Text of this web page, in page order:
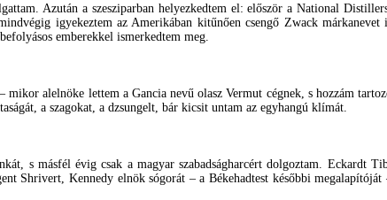
Azután a szesziparban helyezkedtem el: először a National
igyekeztem az Amerikában kitűnően csengő Zwack
emberekkel ismerkedtem meg.
alelnöke lettem a Gancia nevű olasz Vermut cégnek, s hozzám
a szagokat, a dzsungelt, bár kicsit untam az egyhangú klímát.
s másfél évig csak a magyar szabadságharcért dolgoztam. Eckardt
Shrivert, Kennedy elnök sógorát – a Békehadtest későbbi